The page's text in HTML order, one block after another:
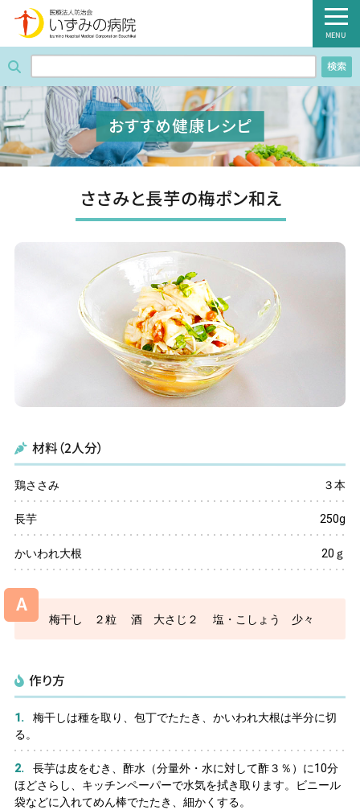
病院紹介
外来のご案内
入院のご案内
病棟のご案内
職員募集のご案内
医療関係者の方へ
アクセス
お問い合わせ
〒781-0011
診療時間
午前 （月〜土曜）9:00〜12:30
午後 （月〜金曜）13:30〜17:00
[受付 午前8:00〜11:30／午後12:30〜16:30]
MENU
検索
おすすめ健康レシピ
ささみと長芋の梅ポン和え
材料（2人分）
鶏ささみ ３本
長芋 250g
かいわれ大根 20ｇ
A
梅干し ２粒 酒 大さじ２ 塩・こしょう 少々
作り方
梅干しは種を取り、包丁でたたき、かいわれ大根は半分に切
る。
長芋は皮をむき、酢水（分量外・水に対して酢３％）に10分
ほどさらし、キッチンペーパーで水気を拭き取ります。ビニール
袋などに入れてめん棒でたたき、細かくする。